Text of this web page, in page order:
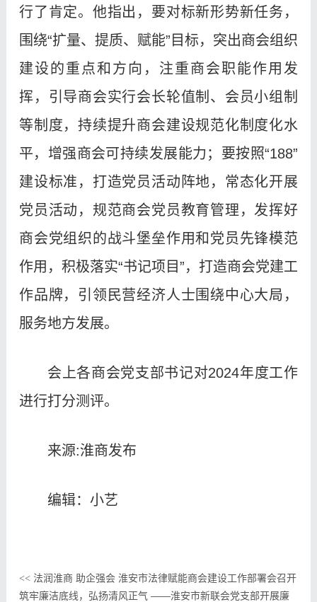
行了肯定。他指出，要对标新形势新任务，
围绕“扩量、提质、赋能”目标，突出商会组织
建设的重点和方向，注重商会职能作用发
挥，引导商会实行会长轮值制、会员小组制
等制度，持续提升商会建设规范化制度化水
平，增强商会可持续发展能力；要按照“188”
建设标准，打造党员活动阵地，常态化开展
党员活动，规范商会党员教育管理，发挥好
商会党组织的战斗堡垒作用和党员先锋模范
作用，积极落实“书记项目”，打造商会党建工
作品牌，引领民营经济人士围绕中心大局，
服务地方发展。
会上各商会党支部书记对2024年度工作
进行打分测评。
来源:淮商发布
编辑：小艺
<<法润淮商 助企强会 淮安市法律赋能商会建设工作部署会召开
筑牢廉洁底线，弘扬清风正气 ——淮安市新联会党支部开展廉